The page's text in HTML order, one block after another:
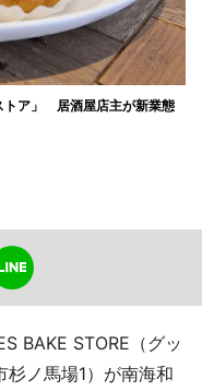
トア」 居酒屋店主が新業態
BAKE STORE（グッ
ノ馬場1）が南海和